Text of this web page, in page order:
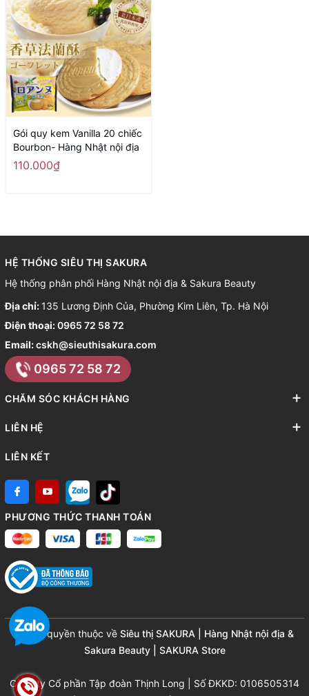
Gói quy kem Vanilla 20 chiếc
Bourbon- Hàng Nhật nội địa
110.000₫
HỆ THỐNG SIÊU THỊ SAKURA
Hệ thống phân phối Hàng Nhật nội địa & Sakura Beauty
Địa chỉ: 135 Lương Định Của, Phường Kim Liên, Tp. Hà Nội
Điện thoại:0965 72 58 72
Email:cskh@sieuthisakura.com
0965 72 58 72
CHĂM SÓC KHÁCH HÀNG
LIÊN HỆ
LIÊN KẾT
PHƯƠNG THỨC THANH TOÁN
© Bản quyền thuộc về Siêu thị SAKURA | Hàng Nhật nội địa &
Sakura Beauty | SAKURA Store
Công ty Cổ phần Tập đoàn Thịnh Long | Số ĐKKD: 0106505314